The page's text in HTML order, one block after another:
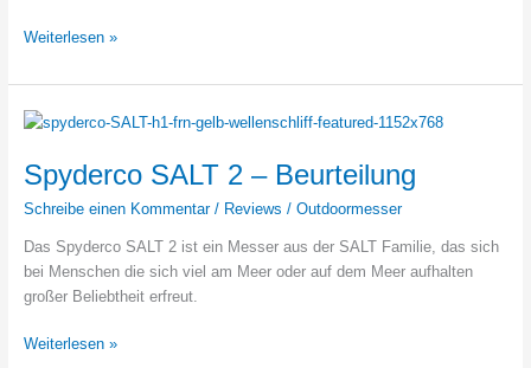
CarTech
BD1
–
Datenblatt
Weiterlesen »
Spyderco SALT 2 – Beurteilung
Schreibe einen Kommentar / Reviews / Outdoormesser
Das Spyderco SALT 2 ist ein Messer aus der SALT Familie, das sich
bei Menschen die sich viel am Meer oder auf dem Meer aufhalten
großer Beliebtheit erfreut.
Spyderco
Weiterlesen »